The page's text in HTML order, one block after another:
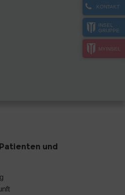
KONTAKT
INSEL
GRUPPE
MYINSEL
und